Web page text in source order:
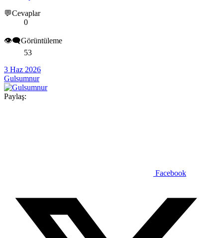
💬Cevaplar
0
👁️‍🗨️Görüntüleme
53
3 Haz 2026
Gulsumnur
Paylaş:
Facebook